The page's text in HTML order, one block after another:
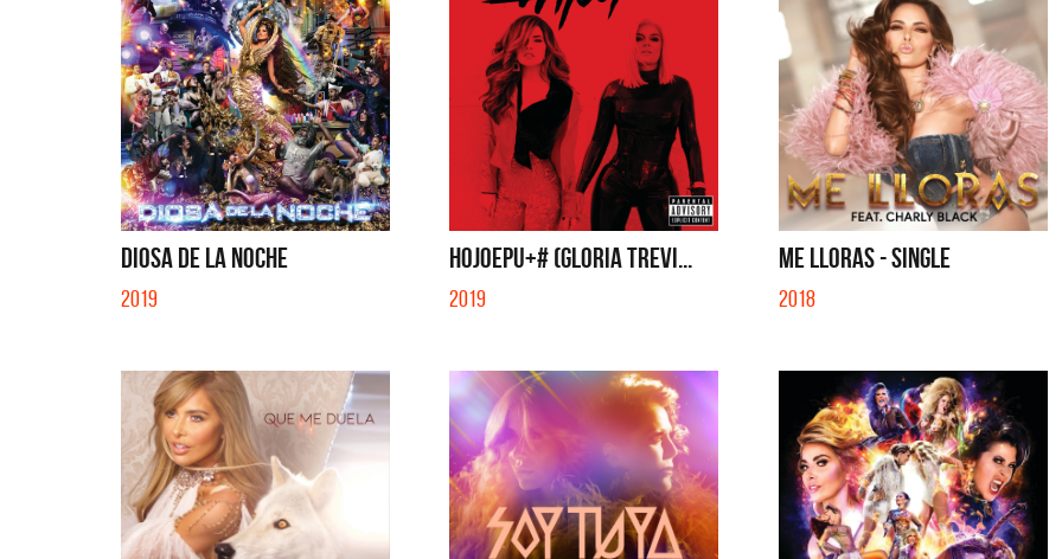
DIOSA DE LA NOCHE
2019
HOJOEPU+# (GLORIA TREVI...
2019
ME LLORAS - SINGLE
2018